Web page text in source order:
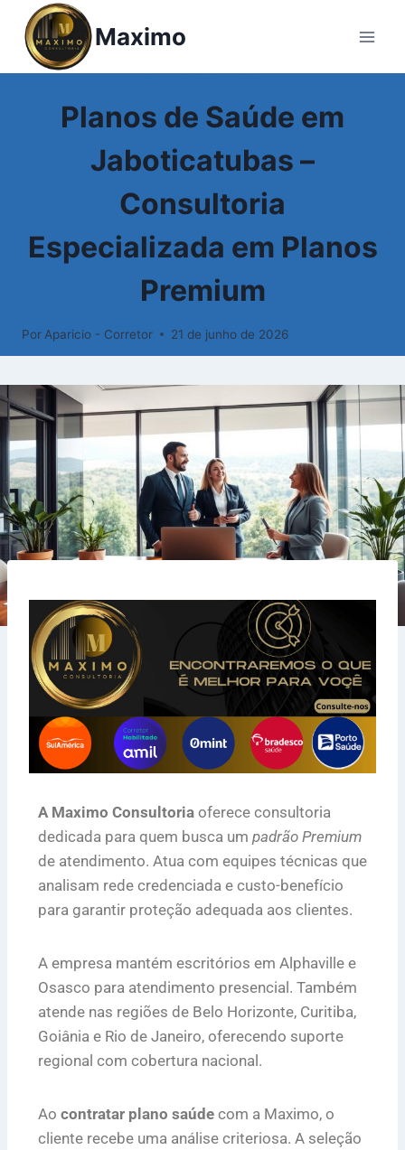
Maximo
Planos de Saúde em
Jaboticatubas –
Consultoria
Especializada em Planos
Premium
Por Aparicio - Corretor 21 de junho de 2026
A Maximo Consultoria oferece consultoria
dedicada para quem busca um padrão Premium
de atendimento. Atua com equipes técnicas que
analisam rede credenciada e custo-benefício
para garantir proteção adequada aos clientes.
A empresa mantém escritórios em Alphaville e
Osasco para atendimento presencial. Também
atende nas regiões de Belo Horizonte, Curitiba,
Goiânia e Rio de Janeiro, oferecendo suporte
regional com cobertura nacional.
Ao contratar plano saúde com a Maximo, o
cliente recebe uma análise criteriosa. A seleção